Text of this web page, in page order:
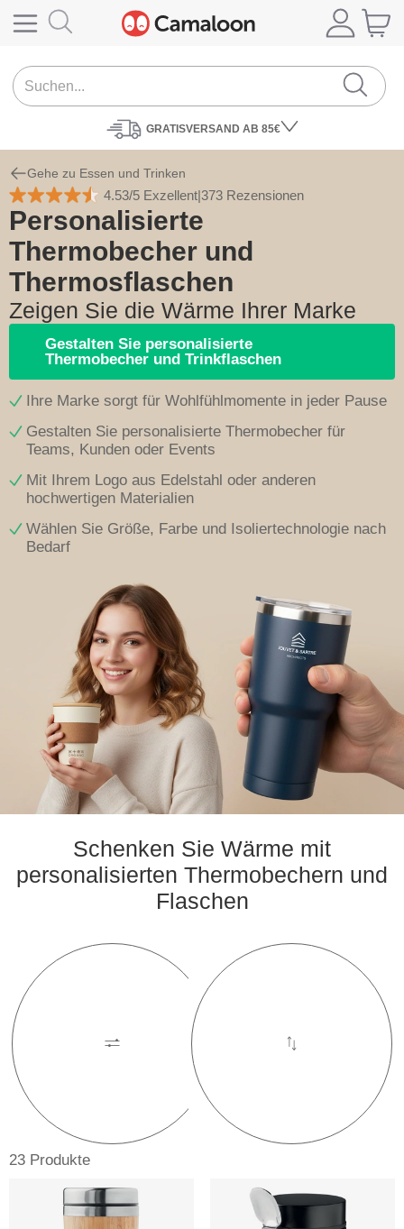
GRATISVERSAND AB 85€
Gehe zu Essen und Trinken
4.53/5 Exzellent|373 Rezensionen
Personalisierte
Thermobecher und
Thermosflaschen
Zeigen Sie die Wärme Ihrer Marke
Gestalten Sie personalisierte
Thermobecher und Trinkflaschen
Ihre Marke sorgt für Wohlfühlmomente in jeder Pause
Gestalten Sie personalisierte Thermobecher für
Teams, Kunden oder Events
Mit Ihrem Logo aus Edelstahl oder anderen
hochwertigen Materialien
Wählen Sie Größe, Farbe und Isoliertechnologie nach
Bedarf
Schenken Sie Wärme mit
personalisierten Thermobechern und
Flaschen
23 Produkte